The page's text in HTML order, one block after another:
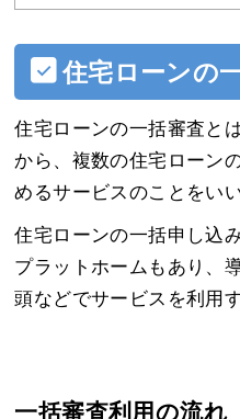
住宅ローンの
住宅ローンの一括審査と
から、複数の住宅ローン
めるサービスのことをいい
住宅ローンの一括申し込
プラットホームもあり、
頭などでサービスを利用
一括審査利用の流れ